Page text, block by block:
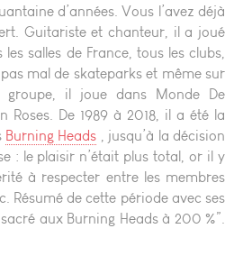
d’années. Vous l’avez déjà
Guitariste et chanteur, il a joué
salles de France, tous les clubs,
mal de skateparks et même sur
il joue dans Monde De
Roses. De 1989 à 2018, il a été la
Burning Heads , jusqu’à la décision
: le plaisir n’était plus total, or il y
à respecter entre les membres
Résumé de cette période avec ses
aux Burning Heads à 200 %”.